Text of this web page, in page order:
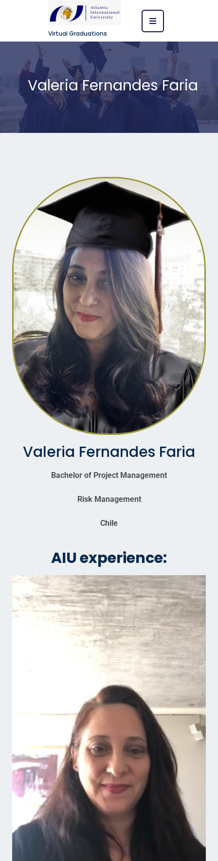
Virtual Graduations
Valeria Fernandes Faria
Valeria Fernandes Faria
Bachelor of Project Management
Risk Management
Chile
AIU experience: